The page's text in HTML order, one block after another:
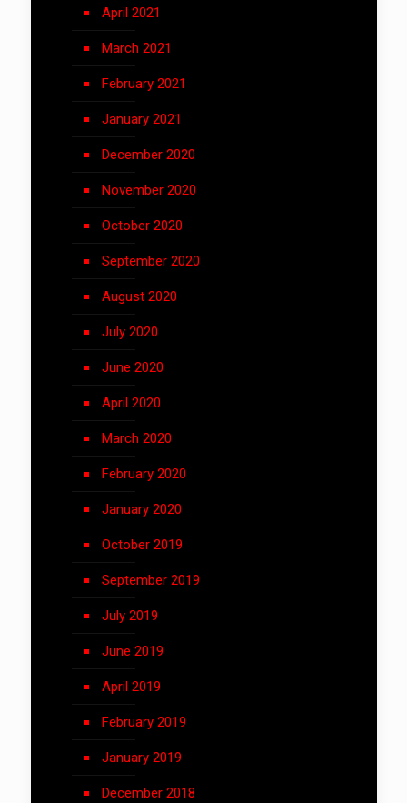
April 2021
March 2021
February 2021
January 2021
December 2020
November 2020
October 2020
September 2020
August 2020
July 2020
June 2020
April 2020
March 2020
February 2020
January 2020
October 2019
September 2019
July 2019
June 2019
April 2019
February 2019
January 2019
December 2018